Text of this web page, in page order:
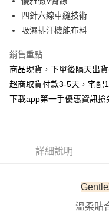
聯邦商業銀行
元大商業銀行
玉山商業銀行
台灣樂天信用卡公司
匯豐（台灣）商業銀行
聯邦商業銀行
元大商業銀行
玉山商業銀行
台灣樂天信用卡公司
街口支付
【關於「AFTEE先享後付」】
AFTEE先享後付是「在收到
結帳頁面，進行簡訊認證並確
３．收到繳費通知簡訊後14
ATM付款
全家取貨付款
每筆NT$100，滿
四針六線車縫技術
吸濕排汗機能布料
銷售重點
商品現貨，下單後隔天出
超商取貨付款3-5天，宅配
下載app第一手優惠資訊搶
詳細說明
溫柔貼